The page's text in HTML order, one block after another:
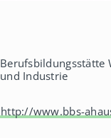
Berufsbildungsstätte
und Industrie
http://www.bbs-